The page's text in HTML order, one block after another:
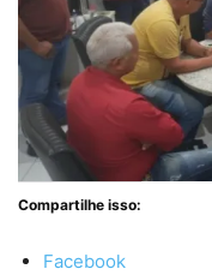
Compartilhe isso:
Facebook